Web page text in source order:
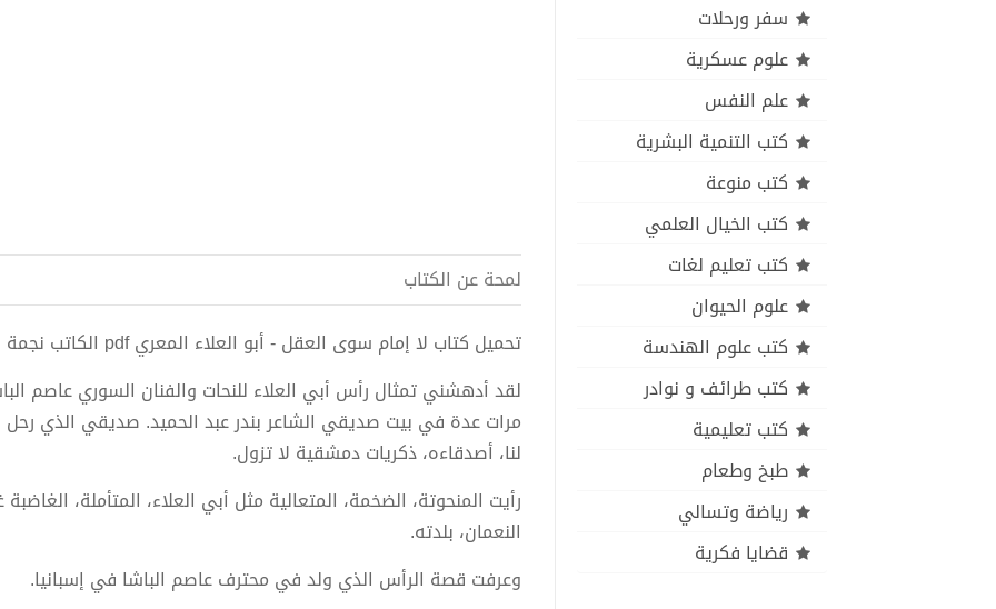
سفر ورحلات
علوم عسكرية
علم النفس
كتب التنمية البشرية
كتب منوعة
كتب الخيال العلمي
كتب تعليم لغات
علوم الحيوان
كتب علوم الهندسة
كتب طرائف و نوادر
كتب تعليمية
طبخ وطعام
رياضة وتسالي
قضايا فكرية
لمحة عن الكتاب
تحميل كتاب لا إمام سوى العقل - أبو العلاء المعري pdf الكاتب نجمة للنشر الإلكتروني
لقد أدهشني تمثال رأس أبي العلاء للنحات والفنان السوري عاصم
مرات عدة في بيت صديقي الشاعر بندر عبد الحميد. صديقي الذي
لنا، أصدقاءه، ذكريات دمشقية لا تزول.
رأيت المنحوتة، الضخمة، المتعالية مثل أبي العلاء، المتأملة،
النعمان، بلدته.
وعرفت قصة الرأس الذي ولد في محترف عاصم الباشا في إسبانيا.